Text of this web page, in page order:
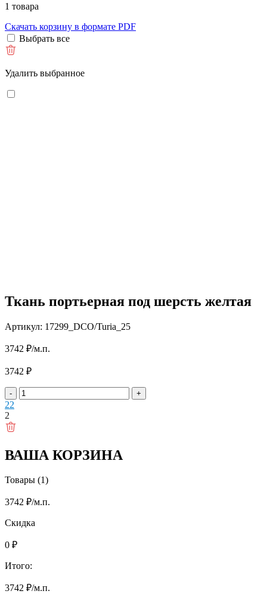
1 товара
Скачать корзину в формате PDF
Выбрать все
Удалить выбранное
Ткань портьерная под шерсть желтая
Артикул: 17299_DCO/Turia_25
3742 ₽/м.п.
3742 ₽
- +
22
2
ВАША КОРЗИНА
Товары (1)
3742 ₽/м.п.
Скидка
0 ₽
Итого:
3742 ₽/м.п.